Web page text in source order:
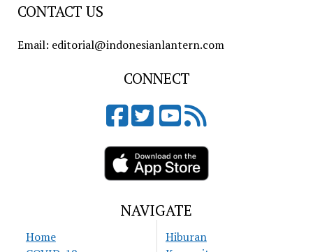
CONTACT US
Email: editorial@indonesianlantern.com
CONNECT
NAVIGATE
Home
Hiburan